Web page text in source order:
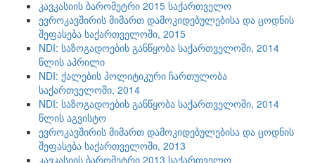
კავკასიის ბარომეტრი 2015 საქართველო
ევროკავშირის მიმართ დამოკიდებულებისა და ცოდნის
შეფასება საქართველოში, 2015
NDI: საზოგადოების განწყობა საქართველოში, 2014
წლის აპრილი
NDI: ქალების პოლიტიკური ჩართულობა
საქართველოში, 2014
NDI: საზოგადოების განწყობა საქართველოში, 2014
წლის აგვისტო
ევროკავშირის მიმართ დამოკიდებულებისა და ცოდნის
შეფასება საქართველოში, 2013
კავკასიის ბარომეტრი 2013 საქართველო